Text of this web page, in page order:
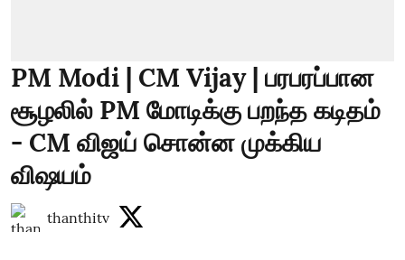
PM Modi | CM Vijay | பரபரப்பான
சூழலில் PM மோடிக்கு பறந்த கடிதம்
- CM விஜய் சொன்ன முக்கிய
விஷயம்
thanthitv